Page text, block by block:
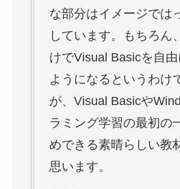
な部分はイメージでは
しています。もちろん
けでVisual Basicを自
ようになるというわけ
が、Visual Basicや
ラミング学習の最初の
めできる素晴らしい教
思います。